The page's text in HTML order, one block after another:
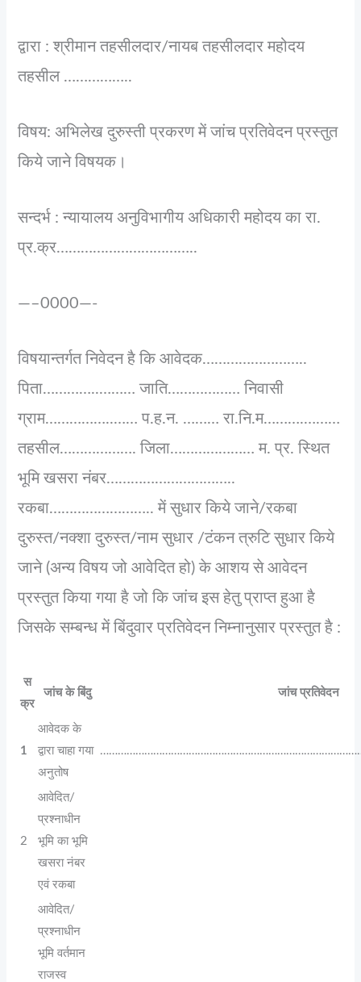
द्वारा : श्रीमान तहसीलदार/नायब तहसीलदार महोदय
तहसील ……………..
विषय: अभिलेख दुरुस्ती प्रकरण में जांच प्रतिवेदन प्रस्तुत
किये जाने विषयक।
सन्दर्भ : न्यायालय अनुविभागीय अधिकारी महोदय का रा.
प्र.क्र……………………………..
—–0000—-
विषयान्तर्गत निवेदन है कि आवेदक……………………..
पिता…………..……… जाति……………… निवासी
ग्राम……………..…… प.ह.न. ……… रा.नि.म……….………
तहसील………………. जिला………………… म. प्र. स्थित
भूमि खसरा नंबर…………………………..
रकबा…………………….. में सुधार किये जाने/रकबा
दुरुस्त/नक्शा दुरुस्त/नाम सुधार /टंकन त्रुटि सुधार किये
जाने (अन्य विषय जो आवेदित हो) के आशय से आवेदन
प्रस्तुत किया गया है जो कि जांच इस हेतु प्राप्त हुआ है
जिसके सम्बन्ध में बिंदुवार प्रतिवेदन निम्नानुसार प्रस्तुत है :
स
क्र
जांच के बिंदु जांच प्रतिवेदन
1
आवेदक के
द्वारा चाहा गया
अनुतोष
2
आवेदित/
प्रश्नाधीन
भूमि का भूमि
खसरा नंबर
एवं रकबा
आवेदित/
प्रश्नाधीन
भूमि वर्तमान
राजस्व